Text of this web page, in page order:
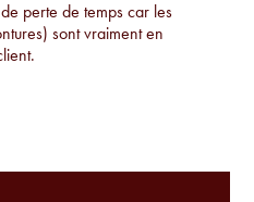
perte de temps car les
sont vraiment en
proposition de